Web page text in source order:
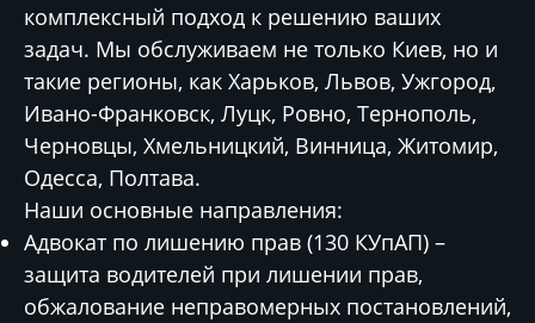
комплексный подход к решению ваших
задач. Мы обслуживаем не только Киев, но и
такие регионы, как Харьков, Львов, Ужгород,
Ивано-Франковск, Луцк, Ровно, Тернополь,
Черновцы, Хмельницкий, Винница, Житомир,
Одесса, Полтава.
Наши основные направления:
Адвокат по лишению прав (130 КУпАП) –
защита водителей при лишении прав,
обжалование неправомерных постановлений,